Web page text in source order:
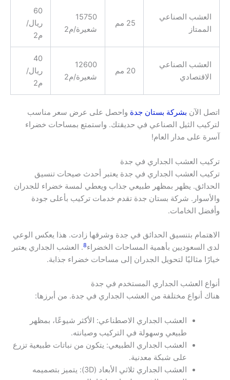
العشب الصناعي
الممتاز
25 مم
15750
شعيرة/م2
60
ريال/
م2
العشب الصناعي
الاقتصادي
20 مم
12600
شعيرة/م2
40
ريال/
م2
اتصل الآن بشركة بستان جدة واحصل على عرض سعر مناسب
لتركيب الثيل الصناعي في حديقتك. واستمتع بمساحات خضراء
آسرة على مدار العام!
تركيب العشب الجداري في جدة
تركيب العشب الجداري في جدة يعتبر أحدث صيحات تنسيق
الحدائق. يظهر بمظهر طبيعي جذاب ويعطي لمسة خضراء للجدران
والأسوار. شركة بستان جدة تقدم خدمات تركيب بأعلى جودة
وأفضل الخامات.
الاهتمام بتنسيق الحدائق في جدة وشرقها زادت. هذا يعكس الوعي
لدى السعوديين بأهمية المساحات الخضراء8. العشب الجداري يعتبر
خيارًا مثاليًا لتحويل الجدران إلى مساحات خضراء جذابة.
أنواع العشب الجداري المستخدم في جدة
هناك أنواع مختلفة من العشب الجداري في جدة. من أبرزها:
العشب الجداري الاصطناعي: الأكثر شيوعًا، بمظهر
طبيعي وسهولة في التركيب وصيانته.
العشب الجداري الطبيعي: يتكون من نباتات طبيعية تزرع
على شبكة معدنية.
العشب الجداري ثلاثي الأبعاد (3D): يتميز بتصميمه